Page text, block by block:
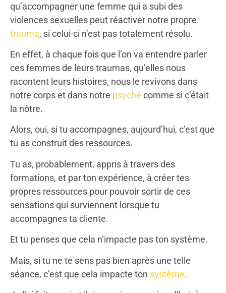
qu’accompagner une femme qui a subi des
violences sexuelles peut réactiver notre propre
trauma, si celui-ci n’est pas totalement résolu.
En effet, à chaque fois que l’on va entendre parler
ces femmes de leurs traumas, qu’elles nous
racontent leurs histoires, nous le revivons dans
notre corps et dans notre psyché comme si c’était
la nôtre.
Alors, oui, si tu accompagnes, aujourd’hui, c’est que
tu as construit des ressources.
Tu as, probablement, appris à travers des
formations, et par ton expérience, à créer tes
propres ressources pour pouvoir sortir de ces
sensations qui surviennent lorsque tu
accompagnes ta cliente.
Et tu penses que cela n’impacte pas ton système.
Mais, si tu ne te sens pas bien après une telle
séance, c’est que cela impacte ton système.